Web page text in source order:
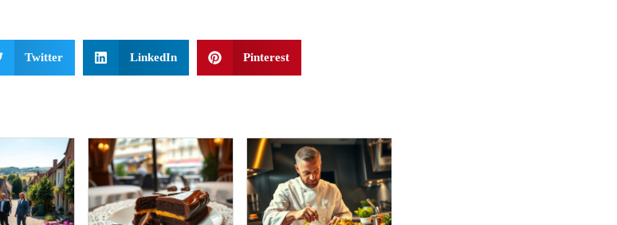
Twitter LinkedIn Pinterest